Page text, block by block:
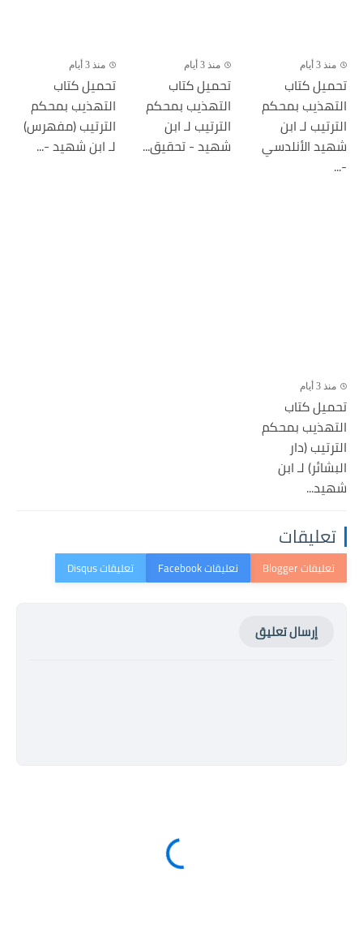
منذ 3 أيام
تحميل كتاب
التهذيب بمحكم
الترتيب لـ ابن
شهيد الأنلدسي
-...
منذ 3 أيام
تحميل كتاب
التهذيب بمحكم
الترتيب لـ ابن
شهيد - تحقيق...
منذ 3 أيام
تحميل كتاب
التهذيب بمحكم
الترتيب (مفهرس)
لـ ابن شهيد -...
منذ 3 أيام
تحميل كتاب
التهذيب بمحكم
الترتيب (دار
البشائر) لـ ابن
شهيد...
تعليقات
إرسال تعليق